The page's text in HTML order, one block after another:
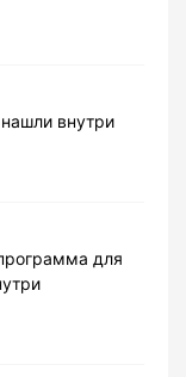
внутри
для